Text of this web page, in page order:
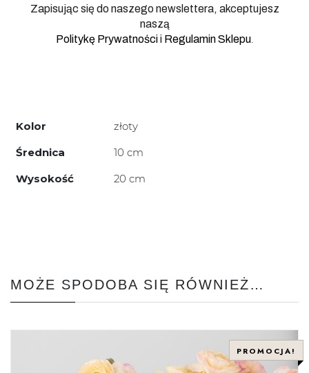
Zapisując się do naszego newslettera, akceptujesz
naszą
Politykę Prywatnościi Regulamin Sklepu.
Kolor
złoty
Średnica
10 cm
Wysokość
20 cm
MOŻE SPODOBA SIĘ RÓWNIEŻ…
PROMOCJA!